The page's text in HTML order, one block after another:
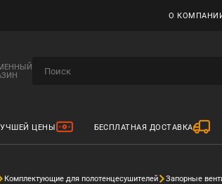
О
ЦЕНЫ БЕСПЛАТНАЯ ДОСТАВКА
Комплектующие для полотенцесушителей Запорные